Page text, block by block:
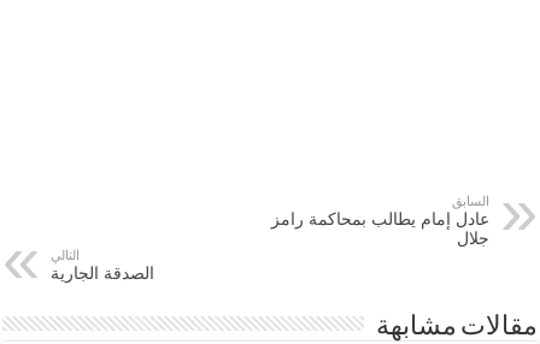
السابق
عادل إمام يطالب بمحاكمة رامز
جلال
التالي
الصدقة الجارية
مقالات مشابهة